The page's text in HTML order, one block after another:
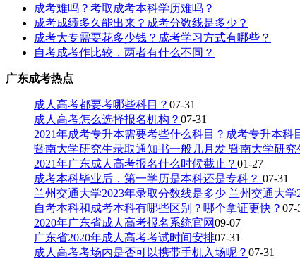
成考难吗？考取成考本科学历难吗？
成考成绩多久能出来？成考分数线是多少？
成考大专需要花多少钱？成考学习方式有哪些？
自考成考作比较，两者有什么不同？
广东成考热点
成人高考都要考哪些科目？ 07-31
成人高考怎么选择报名机构？ 07-31
2021年成考专升本需要考些什么科目？成考专升本科
暨南大学研究生录取通知书一般几月发 暨南大学研
2021年广东成人高考报名什么时候截止？ 01-27
成考本科毕业后，第一学历是本科还是专科？ 07-31
兰州交通大学2023年录取分数线是多少 兰州交通大学
自考本科和成考本科有哪些区别？哪个拿证更快？ 07-
2020年广东省成人高考报名系统官网09-07
广东省2020年成人高考考试时间安排07-31
成人高考考场内是否可以携带手机入场呢？ 07-31